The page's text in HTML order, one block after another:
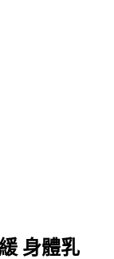
身體乳